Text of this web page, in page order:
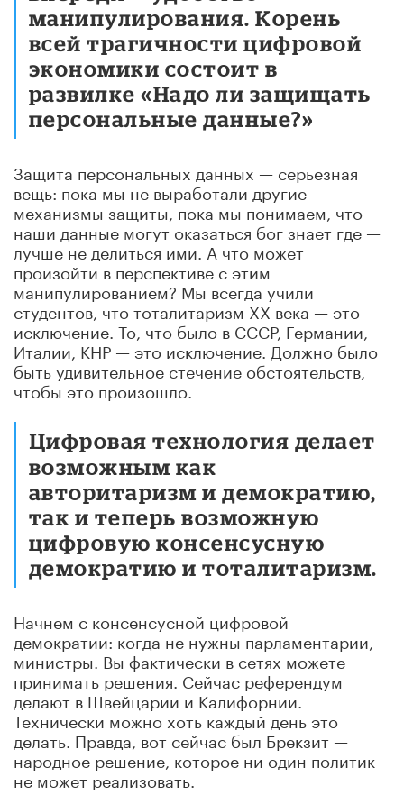
манипулирования. Корень
всей трагичности цифровой
экономики состоит в
развилке «Надо ли защищать
персональные данные?»
Защита персональных данных — серьезная
вещь: пока мы не выработали другие
механизмы защиты, пока мы понимаем, что
наши данные могут оказаться бог знает где —
лучше не делиться ими. А что может
произойти в перспективе с этим
манипулированием? Мы всегда учили
студентов, что тоталитаризм XX века — это
исключение. То, что было в СССР, Германии,
Италии, КНР — это исключение. Должно было
быть удивительное стечение обстоятельств,
чтобы это произошло.
Цифровая технология делает
возможным как
авторитаризм и демократию,
так и теперь возможную
цифровую консенсусную
демократию и тоталитаризм.
Начнем с консенсусной цифровой
демократии: когда не нужны парламентарии,
министры. Вы фактически в сетях можете
принимать решения. Сейчас референдум
делают в Швейцарии и Калифорнии.
Технически можно хоть каждый день это
делать. Правда, вот сейчас был Брекзит —
народное решение, которое ни один политик
не может реализовать.